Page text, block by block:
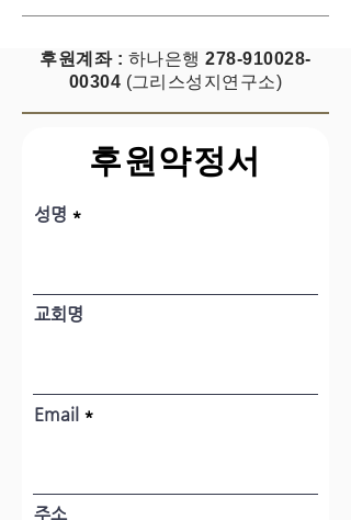
후원계좌 : 하나은행 278-910028-
00304 (그리스성지연구소)
후원약정서
성명
교회명
Email
주소